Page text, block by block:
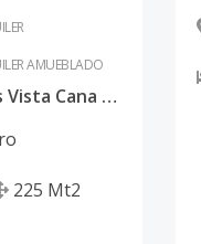
AMUEBLADO
Villa 5 Habitaciones Vista Cana -Amueblada -Piscina
225 Mt2